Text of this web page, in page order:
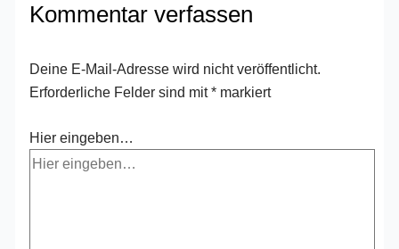
Kommentar verfassen
Deine E-Mail-Adresse wird nicht veröffentlicht.
Erforderliche Felder sind mit* markiert
Hier eingeben…